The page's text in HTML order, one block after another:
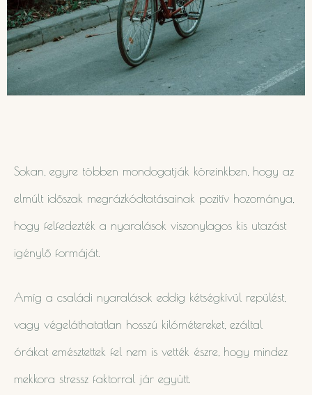
Sokan, egyre többen mondogatják köreinkben, hogy az
elmúlt időszak megrázkódtatásainak pozitív hozománya,
hogy felfedezték a nyaralások viszonylagos kis utazást
igénylő formáját.
Amíg a családi nyaralások eddig kétségkívül repülést,
vagy végeláthatatlan hosszú kilómétereket, ezáltal
órákat emésztettek fel nem is vették észre, hogy mindez
mekkora stressz faktorral jár együtt.